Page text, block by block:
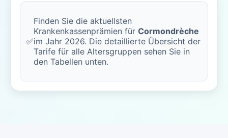
✅
Finden Sie die aktuellsten
Krankenkassenprämien für Cormondrèche
im Jahr 2026. Die detaillierte Übersicht der
Tarife für alle Altersgruppen sehen Sie in
den Tabellen unten.